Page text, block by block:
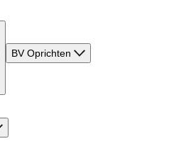
BV Oprichten